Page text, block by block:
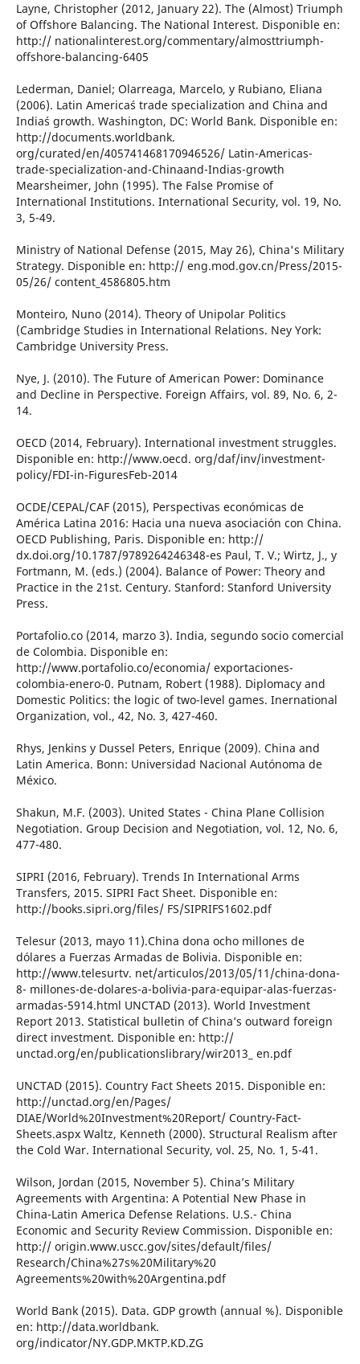
Layne, Christopher (2012, January 22). The (Almost) Triumph
of Offshore Balancing. The National Interest. Disponible en:
http:// nationalinterest.org/commentary/almosttriumph-
offshore-balancing-6405
Lederman, Daniel; Olarreaga, Marcelo, y Rubiano, Eliana
(2006). Latin America´s trade specialization and China and
India´s growth. Washington, DC: World Bank. Disponible en:
http://documents.worldbank.
org/curated/en/405741468170946526/ Latin-Americas-
trade-specialization-and-Chinaand-Indias-growth
Mearsheimer, John (1995). The False Promise of
International Institutions. International Security, vol. 19, No.
3, 5-49.
Ministry of National Defense (2015, May 26), China's Military
Strategy. Disponible en: http:// eng.mod.gov.cn/Press/2015-
05/26/ content_4586805.htm
Monteiro, Nuno (2014). Theory of Unipolar Politics
(Cambridge Studies in International Relations. Ney York:
Cambridge University Press.
Nye, J. (2010). The Future of American Power: Dominance
and Decline in Perspective. Foreign Affairs, vol. 89, No. 6, 2-
14.
OECD (2014, February). International investment struggles.
Disponible en: http://www.oecd. org/daf/inv/investment-
policy/FDI-in-FiguresFeb-2014
OCDE/CEPAL/CAF (2015), Perspectivas económicas de
América Latina 2016: Hacia una nueva asociación con China.
OECD Publishing, Paris. Disponible en: http://
dx.doi.org/10.1787/9789264246348-es Paul, T. V.; Wirtz, J., y
Fortmann, M. (eds.) (2004). Balance of Power: Theory and
Practice in the 21st. Century. Stanford: Stanford University
Press.
Portafolio.co (2014, marzo 3). India, segundo socio comercial
de Colombia. Disponible en:
http://www.portafolio.co/economia/ exportaciones-
colombia-enero-0. Putnam, Robert (1988). Diplomacy and
Domestic Politics: the logic of two-level games. Inernational
Organization, vol., 42, No. 3, 427-460.
Rhys, Jenkins y Dussel Peters, Enrique (2009). China and
Latin America. Bonn: Universidad Nacional Autónoma de
México.
Shakun, M.F. (2003). United States - China Plane Collision
Negotiation. Group Decision and Negotiation, vol. 12, No. 6,
477-480.
SIPRI (2016, February). Trends In International Arms
Transfers, 2015. SIPRI Fact Sheet. Disponible en:
http://books.sipri.org/files/ FS/SIPRIFS1602.pdf
Telesur (2013, mayo 11).China dona ocho millones de
dólares a Fuerzas Armadas de Bolivia. Disponible en:
http://www.telesurtv. net/articulos/2013/05/11/china-dona-
8- millones-de-dolares-a-bolivia-para-equipar-alas-fuerzas-
armadas-5914.html UNCTAD (2013). World Investment
Report 2013. Statistical bulletin of China’s outward foreign
direct investment. Disponible en: http://
unctad.org/en/publicationslibrary/wir2013_ en.pdf
UNCTAD (2015). Country Fact Sheets 2015. Disponible en:
http://unctad.org/en/Pages/
DIAE/World%20Investment%20Report/ Country-Fact-
Sheets.aspx Waltz, Kenneth (2000). Structural Realism after
the Cold War. International Security, vol. 25, No. 1, 5-41.
Wilson, Jordan (2015, November 5). China’s Military
Agreements with Argentina: A Potential New Phase in
China-Latin America Defense Relations. U.S.- China
Economic and Security Review Commission. Disponible en:
http:// origin.www.uscc.gov/sites/default/files/
Research/China%27s%20Military%20
Agreements%20with%20Argentina.pdf
World Bank (2015). Data. GDP growth (annual %). Disponible
en: http://data.worldbank.
org/indicator/NY.GDP.MKTP.KD.ZG